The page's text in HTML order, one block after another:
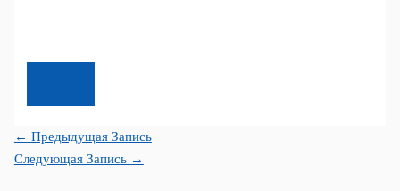
← Предыдущая Запись
Следующая Запись →